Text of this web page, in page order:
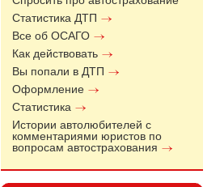
Статистика ДТП
Все об ОСАГО
Как действовать
Вы попали в ДТП
Оформление
Статистика
Истории автолюбителей с
комментариями юристов по
вопросам автострахования